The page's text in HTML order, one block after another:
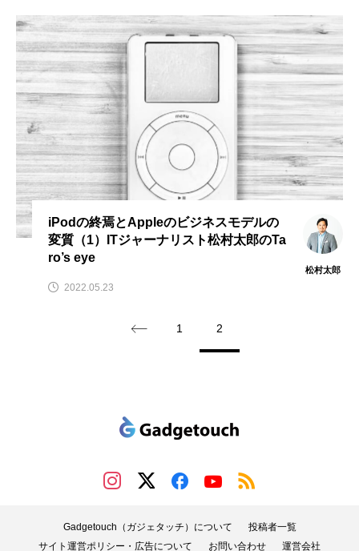
iPodの終焉とAppleのビジネスモデルの
変質（1）ITジャーナリスト松村太郎のTa
ro’s eye
松村太郎
2022.05.23
1 2
Gadgetouch（ガジェタッチ）について
投稿者一覧
サイト運営ポリシー・広告について
お問い合わせ 運営会社